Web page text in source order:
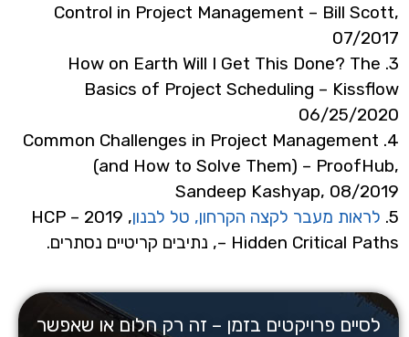
Control in Project Management – Bill Scott,
07/2017
3. How on Earth Will I Get This Done? The
Basics of Project Scheduling – Kissflow
06/25/2020
4. Common Challenges in Project Management
(and How to Solve Them) – ProofHub,
Sandeep Kashyap, 08/2019
5. לראות מעבר לקצה הקרחון, טל לבנון
, 2019 – HCP
– Hidden Critical Paths, נתיבים קריטיים נסתרים.
לסיים פרויקטים בזמן – זה רק חלום או שאפשר